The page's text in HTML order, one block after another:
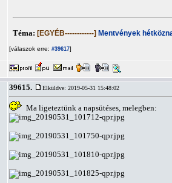
Téma: [EGYÉB------------] Mentvények
[válaszok erre: #39617]
39615. Elküldve: 2019-05-31 15:48:02
Ma ligeteztünk a napsütéses, melegben: